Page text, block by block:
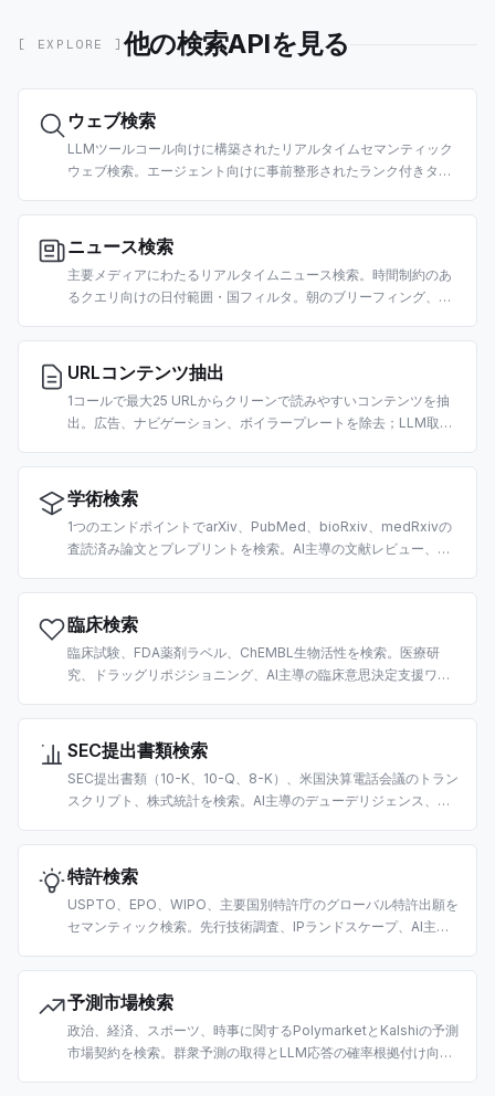
[ EXPLORE ]他の検索APIを見る
ウェブ検索
LLMツールコール向けに構築されたリアルタイムセマンティック
ウェブ検索。エージェント向けに事前整形されたランク付きタイ
タ対応。
ニュース検索
主要メディアにわたるリアルタイムニュース検索。時間制約のあ
るクエリ向けの日付範囲・国フィルタ。朝のブリーフィング、市
URLコンテンツ抽出
1コールで最大25 URLからクリーンで読みやすいコンテンツを抽
出。広告、ナビゲーション、ボイラープレートを除去；LLM取り
ット。
学術検索
1つのエンドポイントでarXiv、PubMed、bioRxiv、medRxivの
査読済み論文とプレプリントを検索。AI主導の文献レビュー、科
臨床検索
臨床試験、FDA薬剤ラベル、ChEMBL生物活性を検索。医療研
究、ドラッグリポジショニング、AI主導の臨床意思決定支援ワー
SEC提出書類検索
SEC提出書類（10-K、10-Q、8-K）、米国決算電話会議のトラン
スクリプト、株式統計を検索。AI主導のデューデリジェンス、フ
特許検索
USPTO、EPO、WIPO、主要国別特許庁のグローバル特許出願を
セマンティック検索。先行技術調査、IPランドスケープ、AI主導
予測市場検索
政治、経済、スポーツ、時事に関するPolymarketとKalshiの予測
市場契約を検索。群衆予測の取得とLLM応答の確率根拠付け向け